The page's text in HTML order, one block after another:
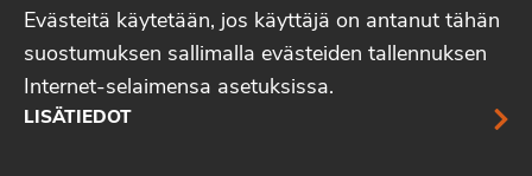
Evästeitä käytetään, jos käyttäjä on antanut tähän
suostumuksen sallimalla evästeiden tallennuksen
Internet-selaimensa asetuksissa.
LISÄTIEDOT